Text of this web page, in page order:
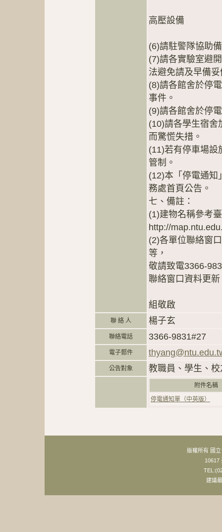
高壓設備
(6)請駐警隊協助
(7)請各實驗室避
法避免請及早備
(8)請各館舍於停
事件。
(9)請各館舍於停
(10)請各學生宿舍
而驚慌失措。
(11)若有停車場設
管制。
(12)本「停電通知
務處首頁公告。
七、備註：
(1)建物名稱參考
http://
(2)各單位聯絡窗
等，
敬請致電3366-
聯絡窗口資料更新
組敬啟
聯 絡 人 楊子玄
聯絡電話 3366-9831#27
電子郵件
公告對象 教職員、學生、
附件名
停電通知單（中英版）
版權所有 國
10617
建議